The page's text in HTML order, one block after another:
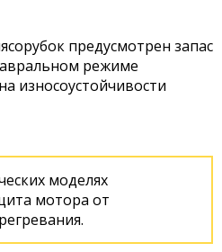
предусмотрен запас
режиме
износоустойчивости
моделях
мотора от